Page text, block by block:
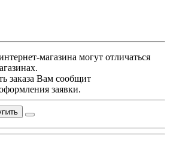
магазина могут отличаться
заказа Вам сообщит
заявки.